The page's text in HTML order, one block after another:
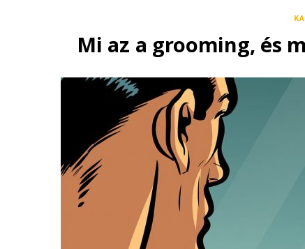
Mi az a grooming, és